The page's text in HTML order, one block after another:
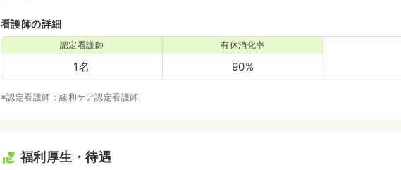
看護師の詳細
認定看護師
1名
有休消化率
90%
※認定看護師：緩和ケア認定看護師
福利厚生・待遇